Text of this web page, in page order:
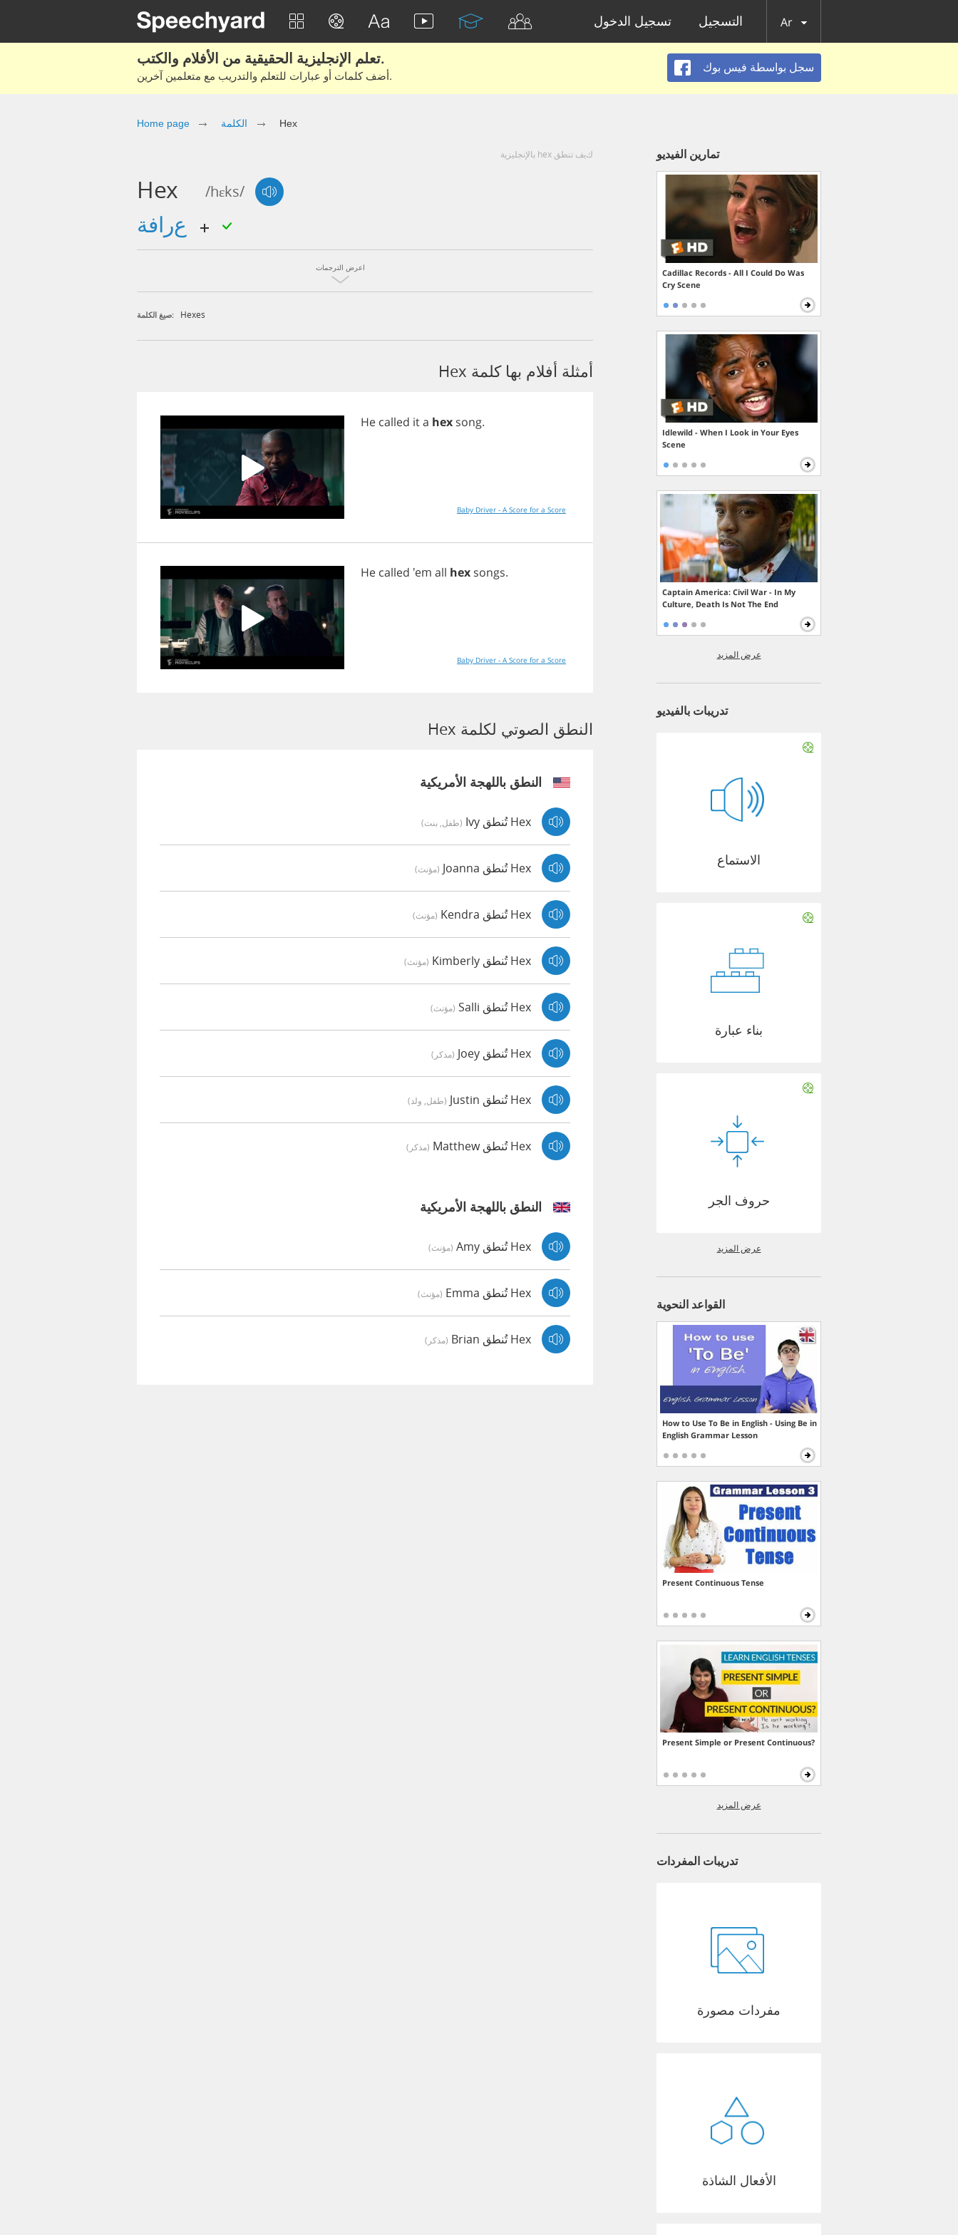
تسجيل الدخول التسجيل Ar
تعلم الإنجليزية الحقيقية من الأفلام والكتب.
أضف كلمات أو عبارات للتعلم والتدريب مع متعلمين آخرين.
سجل بواسطة فيس بوك
Home page الكلمة Hex
كيف تنطق hex بالإنجليزية
Hex /hɛks/
اعرض الترجمات
صيغ الكلمة: Hexes
أمثلة أفلام بها كلمة Hex
He called ita hex song.
Baby Driver - A Score for a Score
He called 'em all hex songs.
Baby Driver - A Score for a Score
النطق الصوتي لكلمة Hex
النطق باللهجة الأمريكية
Hex تُنطق Ivy (طفل, بنت)
Hex تُنطق Joanna (مؤنث)
Hex تُنطق Kendra (مؤنث)
Hex تُنطق Kimberly (مؤنث)
Hex تُنطق Salli (مؤنث)
Hex تُنطق Joey (مذكر)
Hex تُنطق Justin (طفل, ولد)
Hex تُنطق Matthew (مذكر)
النطق باللهجة الأمريكية
Hex تُنطق Amy (مؤنث)
Hex تُنطق Emma (مؤنث)
Hex تُنطق Brian (مذكر)
تمارين الفيديو
Cadillac Records - All I Could Do Was
Cry Scene
Idlewild - When I Look in Your Eyes
Scene
Captain America: Civil War - In My
Culture, Death Is Not The End
عرض المزيد
تدريبات بالفيديو
الاستماع
بناء عبارة
حروف الجر
عرض المزيد
القواعد النحوية
How to Use To Be in English - Using Be in
English Grammar Lesson
Present Continuous Tense
Present Simple or Present Continuous?
عرض المزيد
تدريبات المفردات
مفردات مصورة
الأفعال الشاذة